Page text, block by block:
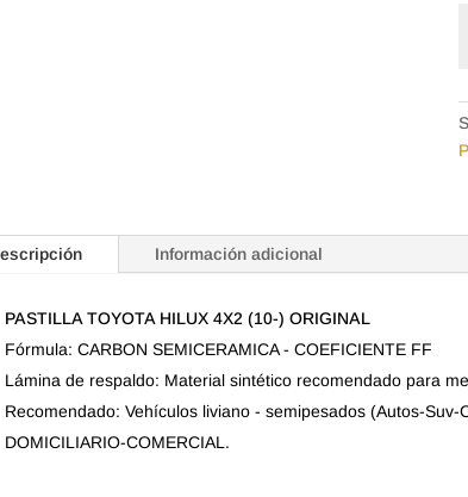
Información adicional
PASTILLA TOYOTA HILUX 4X2 (10-) ORIGINAL
Fórmula: CARBON SEMICERAMICA - COEFICIENTE FF
Lámina de respaldo: Material sintético recomendado para
Recomendado: Vehículos liviano - semipesados (Autos-
DOMICILIARIO-COMERCIAL.